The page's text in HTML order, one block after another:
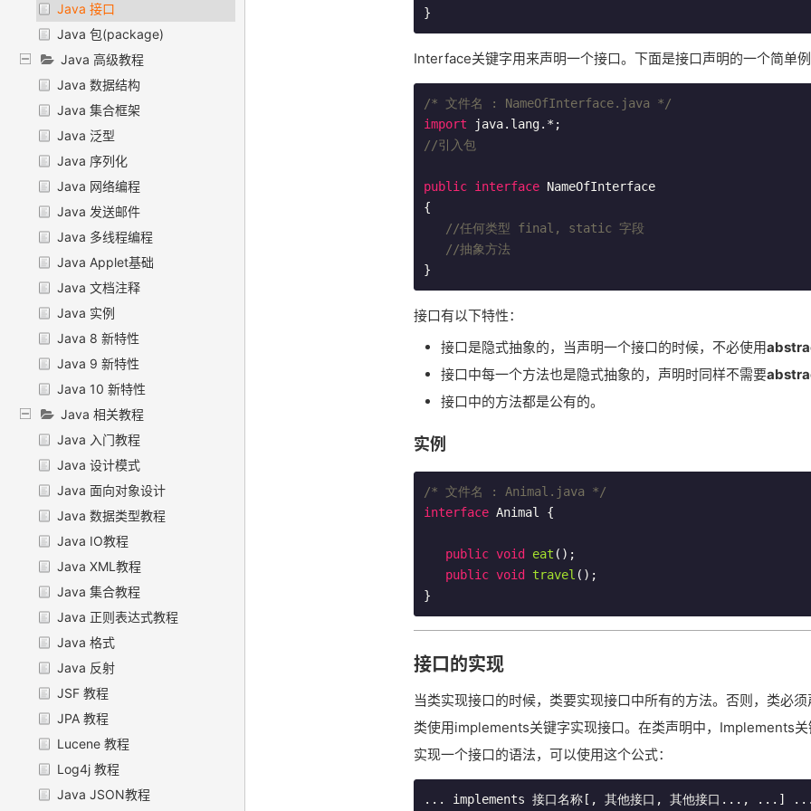
Java 接口
Java 包(package)
Java 高级教程
Java 数据结构
Java 集合框架
Java 泛型
Java 序列化
Java 网络编程
Java 发送邮件
Java 多线程编程
Java Applet基础
Java 文档注释
Java 实例
Java 8 新特性
Java 9 新特性
Java 10 新特性
Java 相关教程
Java 入门教程
Java 设计模式
Java 面向对象设计
Java 数据类型教程
Java IO教程
Java XML教程
Java 集合教程
Java 正则表达式教程
Java 格式
Java 反射
JSF 教程
JPA 教程
Lucene 教程
Log4j 教程
Java JSON教程
Interface关键字用来声明一个接口。下面是接口声明的一个简单
/* 文件名 : NameOfInterface.java */
import
//引入包
public interface NameOfInterface
{
//任何类型 final, static 字段
//抽象方法
接口有以下特性：
接口是隐式抽象的，当声明一个接口的时候，不必使用
接口中每一个方法也是隐式抽象的，声明时同样不需要
接口中的方法都是公有的。
实例
/* 文件名 : Animal.java */
interface Animal {
public void eat () ;
public void travel () ;
接口的实现
当类实现接口的时候，类要实现接口中所有的方法。否则，类必
类使用implements关键字实现接口。在类声明中，Implements
实现一个接口的语法，可以使用这个公式：